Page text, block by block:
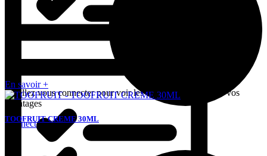
Veuillez vous connecter pour voir les tarifs et bénéficier de vos
avantages
Connectez-vous
En savoir +
TOOFRUIT CREME 30ML